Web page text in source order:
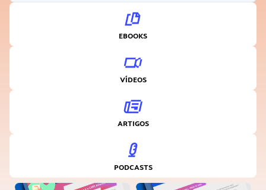
EBOOKS
VÍDEOS
ARTIGOS
PODCASTS